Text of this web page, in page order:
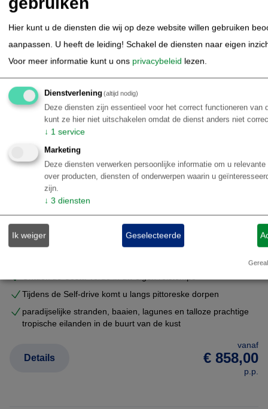
Bouwstenen Brazilië | São Paulo | Paraty | Ilha Grande | Rio de
Janeiro | Zuidoost Brazilië
8-daagse Self-drive Costa Verde
Tijdens de Self-drive komt u langs pittoreske dorpen
paradijselijke stranden, baaien, lagunes en talloze prachtige
tropische eilanden in de buurt van de kust
vanaf
€ 858,00
p.p.
Details
Hier kunt u de diensten die wij op deze website willen gebruiken
aanpassen. U heeft de leiding! Schakel de diensten naar eigen
Voor meer informatie kunt u ons privacybeleid lezen.
Dienstverlening(altijd nodig)
Deze diensten zijn essentieel voor het correct functioneren van
kunt ze hier niet uitschakelen omdat de dienst anders niet
↓ 1 service
Marketing
Deze diensten verwerken persoonlijke informatie om u
over producten, diensten of onderwerpen waarin u
zijn.
↓ 3 diensten
Ik weiger Geselecteerde